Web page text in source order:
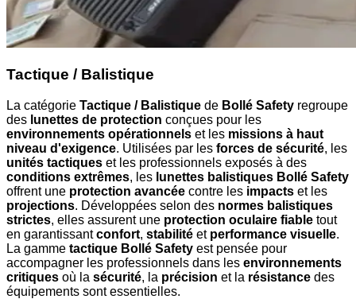
Tactique / Balistique
La catégorie Tactique / Balistique de Bollé Safety regroupe
des lunettes de protection conçues pour les
environnements opérationnels et les missions à haut
niveau d'exigence. Utilisées par les forces de sécurité, les
unités tactiques et les professionnels exposés à des
conditions extrêmes, les lunettes balistiques Bollé Safety
offrent une protection avancée contre les impacts et les
projections. Développées selon des normes balistiques
strictes, elles assurent une protection oculaire fiable tout
en garantissantconfort, stabilité et performance visuelle.
La gamme tactique Bollé Safety est pensée pour
accompagner les professionnels dans les environnements
critiques où la sécurité, la précision et la résistance des
équipements sont essentielles.